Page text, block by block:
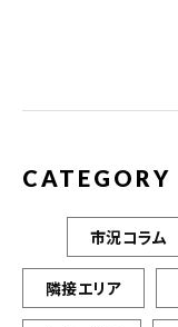
CATEGORY
市況コラム
隣接エリア